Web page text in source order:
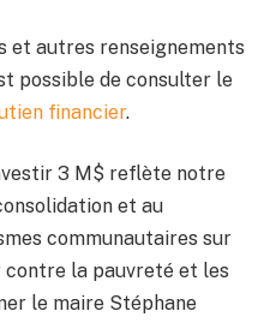
et autres renseignements
possible de consulter le
financier.
3 M$ reflète notre
et au
communautaires sur
la pauvreté et les
le maire Stéphane